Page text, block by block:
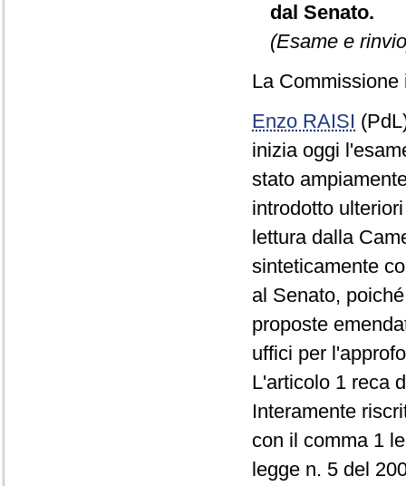
dal Senato.
(Esame e
La
Enzo RAISI
inizia oggi
stato
introdotto
lettura dalla
sinteticamente
al Senato,
proposte
uffici per
L'articolo 1 reca
Interamente
con il comma 1
legge n. 5 del